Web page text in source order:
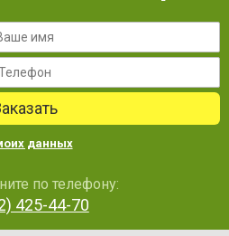
данных
по телефону:
425-44-70